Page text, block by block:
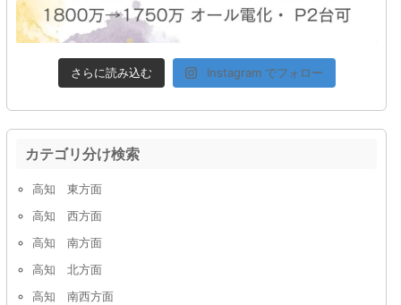
さらに読み込む Instagram でフォロー
カテゴリ分け検索
高知 東方面
高知 西方面
高知 南方面
高知 北方面
高知 南西方面